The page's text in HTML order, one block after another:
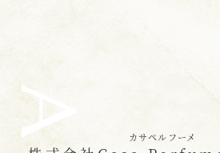
カサペルフーメ